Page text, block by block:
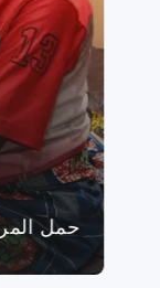
حمل